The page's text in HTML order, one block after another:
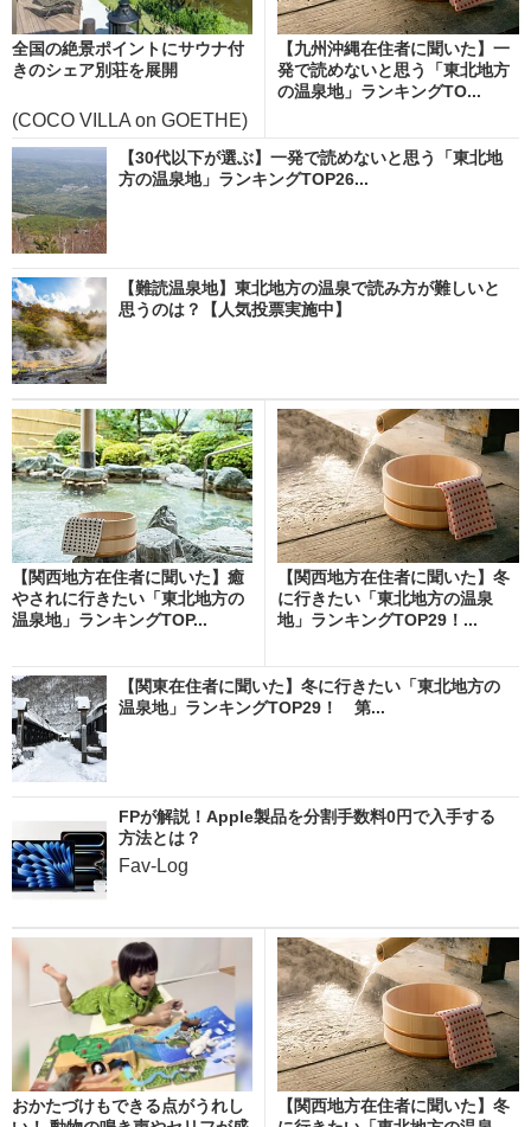
全国の絶景ポイントにサウナ付
きのシェア別荘を展開
(COCO VILLA on GOETHE)
【九州沖縄在住者に聞いた】一
発で読めないと思う「東北地方
の温泉地」ランキングTO...
【30代以下が選ぶ】一発で読めないと思う「東北地
方の温泉地」ランキングTOP26...
【難読温泉地】東北地方の温泉で読み方が難しいと
思うのは？【人気投票実施中】
【関西地方在住者に聞いた】癒
やされに行きたい「東北地方の
温泉地」ランキングTOP...
【関西地方在住者に聞いた】冬
に行きたい「東北地方の温泉
地」ランキングTOP29！...
【関東在住者に聞いた】冬に行きたい「東北地方の
温泉地」ランキングTOP29！ 第...
FPが解説！Apple製品を分割手数料0円で入手する
方法とは？
Fav-Log
おかたづけもできる点がうれし
【関西地方在住者に聞いた】冬